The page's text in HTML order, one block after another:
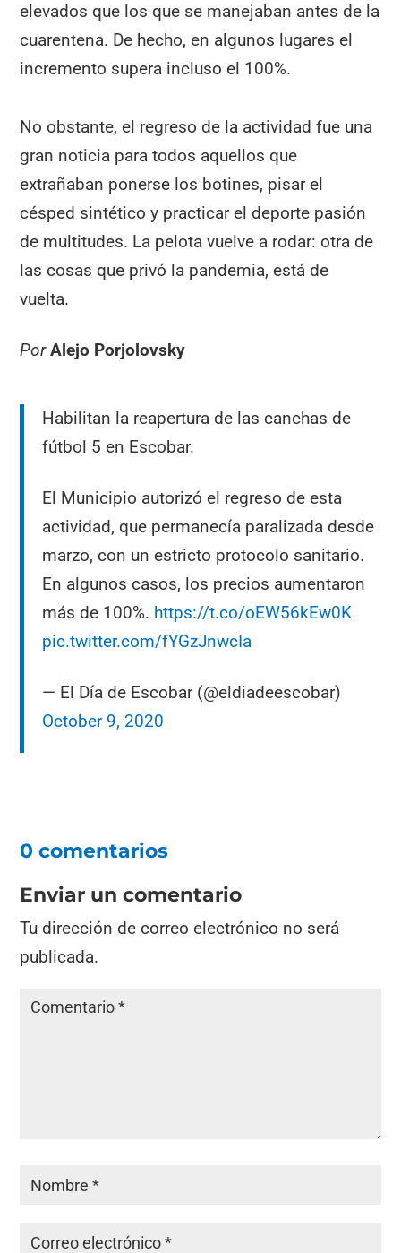
elevados que los que se manejaban antes de la
cuarentena. De hecho, en algunos lugares el
incremento supera incluso el 100%.
No obstante, el regreso de la actividad fue una
gran noticia para todos aquellos que
extrañaban ponerse los botines, pisar el
césped sintético y practicar el deporte pasión
de multitudes. La pelota vuelve a rodar: otra de
las cosas que privó la pandemia, está de
vuelta.
Por Alejo Porjolovsky
Habilitan la reapertura de las canchas de
fútbol 5 en Escobar.
El Municipio autorizó el regreso de esta
actividad, que permanecía paralizada desde
marzo, con un estricto protocolo sanitario.
En algunos casos, los precios aumentaron
más de 100%. https://t.co/oEW56kEw0K
pic.twitter.com/fYGzJnwcIa
— El Día de Escobar (@eldiadeescobar)
October 9, 2020
0 comentarios
Enviar un comentario
Tu dirección de correo electrónico no será
publicada.